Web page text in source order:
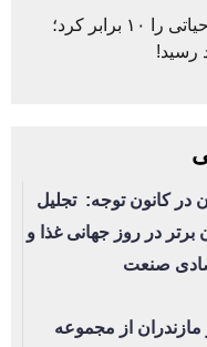
شوک ارزی جدید، قیمت تجهیزات حیاتی را ۱۰ برابر کرد؛
در کانون توجه: تجلیل
برتر در روز جهانی غذا و
صنعت
مازندران از مجموعه